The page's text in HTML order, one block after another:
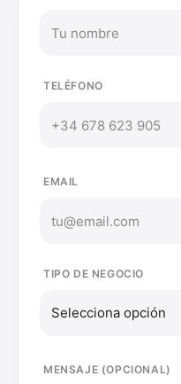
TELÉFONO
EMAIL
TIPO DE NEGOCIO
Selecciona opción
MENSAJE (OPCIONAL)